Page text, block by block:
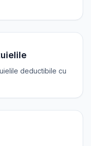
deductibile cu